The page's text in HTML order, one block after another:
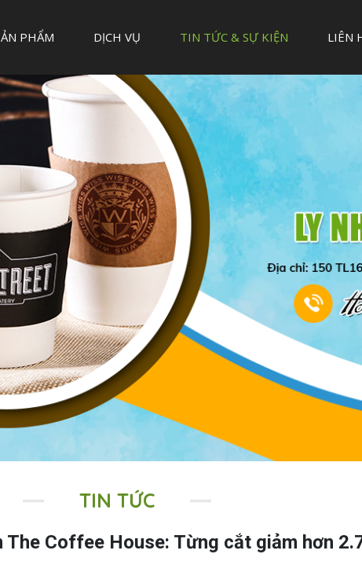
PHẨM DỊCH VỤ TIN TỨC & SỰ KIỆN LIÊN
TIN TỨC
Coffee House: Từng cắt giảm hơn